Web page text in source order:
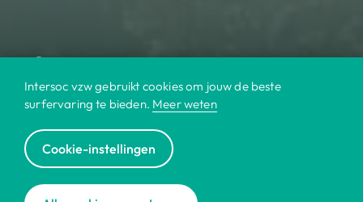
Intersoc vzw gebruikt cookies om jouw de beste
surfervaring te bieden. Meer weten
Cookie-instellingen